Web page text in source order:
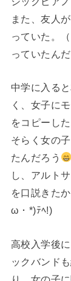
また、友人
っていた。
っていたん
中学に入る
く、女子に
をコピーし
そらく女の
たんだろう
し、アルト
を口説きた
ω・*)ﾃﾍ!)
高校入学後
ックバンド